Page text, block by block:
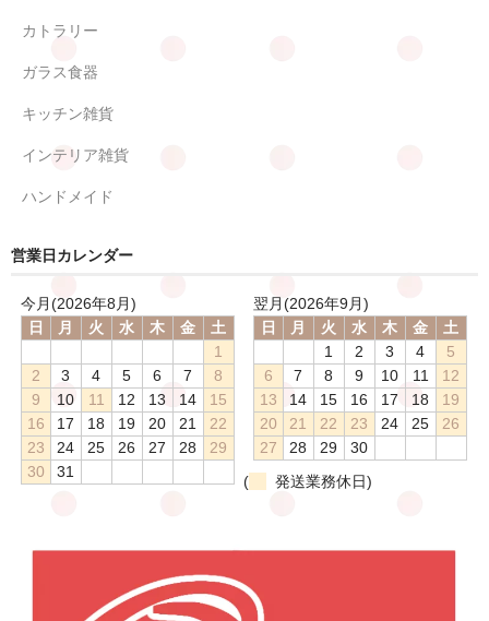
カトラリー
ガラス食器
キッチン雑貨
インテリア雑貨
ハンドメイド
営業日カレンダー
今月(2026年8月)
日
月 火 水 木 金
土
1
2
3 4 5 6 7
8
9
10 11 12 13 14
15
16
17 18 19 20 21
22
23
24 25 26 27 28
29
30
31
翌月(2026年9月)
日
月 火 水 木 金
土
1
2 3 4
5
6
7 8 9 10 11
12
13
14 15 16 17 18
19
20
21 22 23 24 25
26
27
28 29
30
(
発送業務休日)